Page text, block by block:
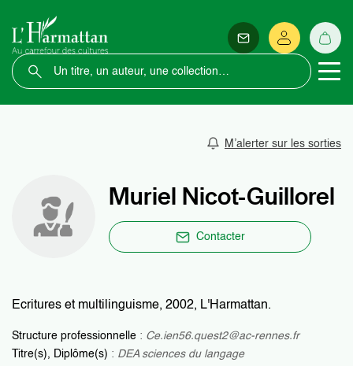
M’alerter sur les sorties
Muriel Nicot-Guillorel
Contacter
Ecritures et multilinguisme, 2002, L'Harmattan.
Structure professionnelle : Ce.ien56.quest2@ac-rennes.fr
Titre(s), Diplôme(s) : DEA sciences du langage